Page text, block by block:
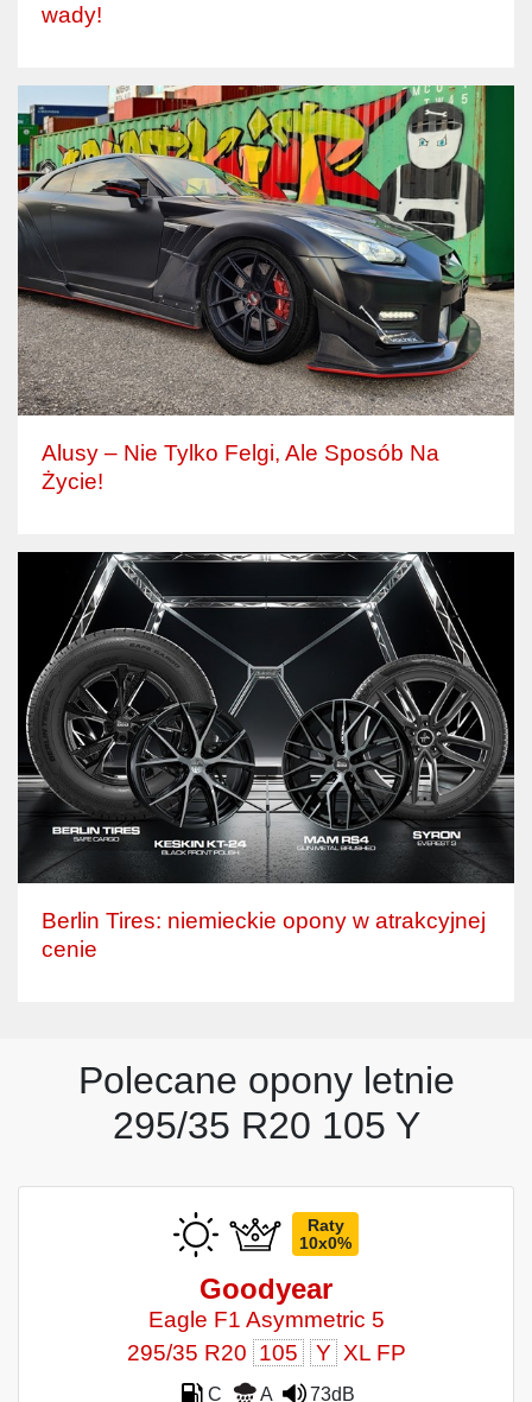
wady!
Alusy – Nie Tylko Felgi, Ale Sposób Na
Życie!
Berlin Tires: niemieckie opony w atrakcyjnej
cenie
Polecane opony letnie
295/35 R20 105 Y
Raty
10x0%
Goodyear
Eagle F1 Asymmetric 5
295/35 R20 105 Y XL FP
C A 73dB